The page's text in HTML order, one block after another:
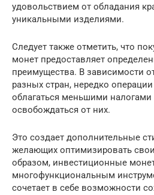
удовольствием от обладания
уникальными изделиями.
Следует также отметить, что
монет предоставляет
преимущества. В зависимости
разных стран, нередко
облагаться меньшими
освобождаться от них.
Это создает дополнительные
желающих оптимизировать
образом, инвестиционные
многофункциональным
сочетает в себе возможности